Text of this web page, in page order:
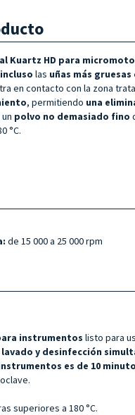
Kuartz HD para
las uñas más gruesas
en contacto con la zona
, permitiendo una
polvo no demasiado fino
°C.
de 15 000 a 25 000 rpm
instrumentos listo para
y desinfección
es de 10
superiores a 180 °C.